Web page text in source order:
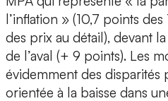
l’inflation » (10,7 points des
des prix au détail), devant
de l’aval (+ 9 points). Les
évidemment des disparités
orientée à la baisse dans